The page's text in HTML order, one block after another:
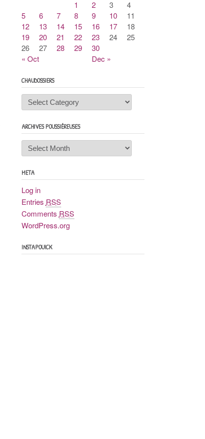
« Oct Dec »
1 2 3
4
5
6 7 8 9 10
11
12
13 14 15 16 17
18
19
20 21 22 23 24
25
26
27 28 29 30
CHAUDOSSIERS
Chaudossiers
ARCHIVES POUSSIÉREUSES
Archives
poussiéreuses
META
Log in
Entries RSS
Comments RSS
WordPress.org
INSTAPOUICK